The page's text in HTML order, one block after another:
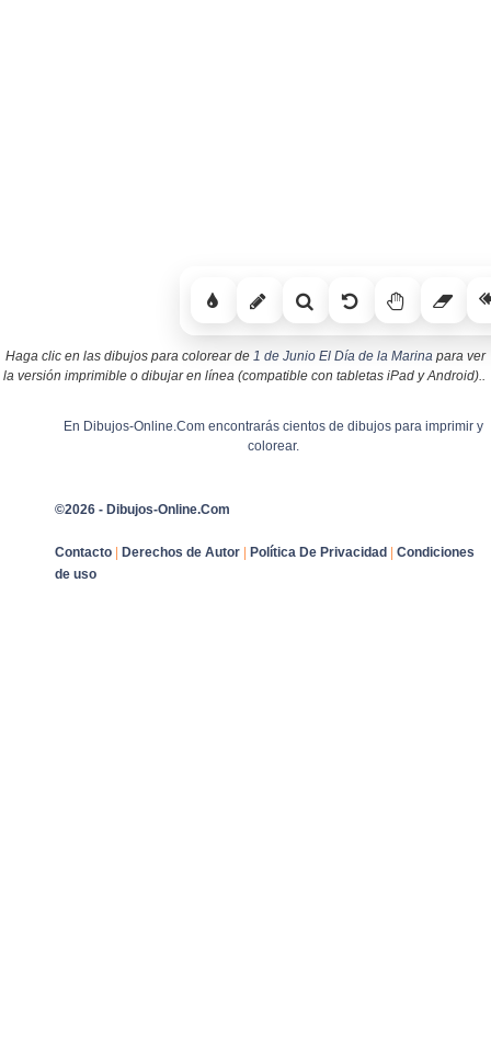
Haga clic en las dibujos para colorear de 1 de Junio El Día de la Marina para ver
la versión imprimible o dibujar en línea (compatible con tabletas iPad y Android)..
En Dibujos-Online.Com encontrarás cientos de dibujos para imprimir y
colorear.
©2026 - Dibujos-Online.Com
Contacto Derechos de Autor Política De Privacidad
Condiciones
de uso